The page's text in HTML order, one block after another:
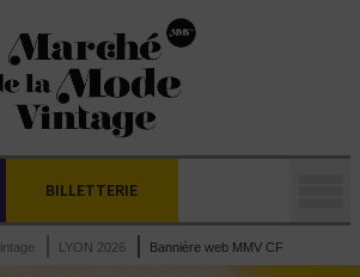
BILLETTERIE
LYON 2026 Bannière web MMV CF